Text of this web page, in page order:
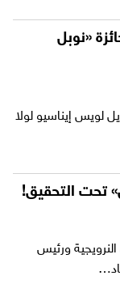
«نوبل
لويس إيناسيو لولا
تحت التحقيق!
ورئيس